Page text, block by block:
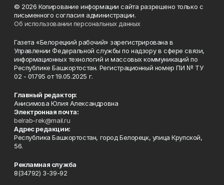
© 2026 Копирование информации сайта разрешено только с
письменного согласия администрации.
Об использовании персональных данных
Газета «Белорецкий рабочий» зарегистрирована в
Управлении Федеральной службы по надзору в сфере связи,
информационных технологий и массовых коммуникаций по
Республике Башкортостан. Регистрационный номер ПИ № ТУ
02 - 01795 от 19.05.2025 г.
Главный редактор:
Анисимова Юлия Александровна
Электронная почта:
belrab-rek@mail.ru
Адрес редакции:
Республика Башкортостан, город Белорецк, улица Крупской,
56.
Рекламная служба
8(34792) 3-39-92